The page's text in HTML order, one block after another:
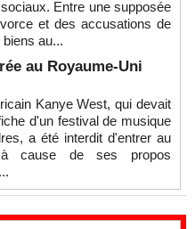
Entre une supposée
et des accusations de
au...
au Royaume-Uni
Kanye West, qui devait
d'un festival de musique
a été interdit d'entrer au
à cause de ses propos